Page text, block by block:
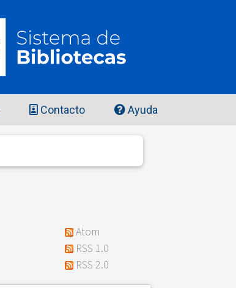
Contacto Ayuda
Atom
RSS 1.0
RSS 2.0